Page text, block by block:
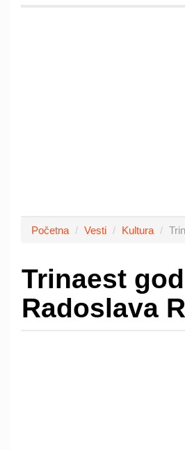
Početna Vesti Kultura
Trinaest
Radoslava